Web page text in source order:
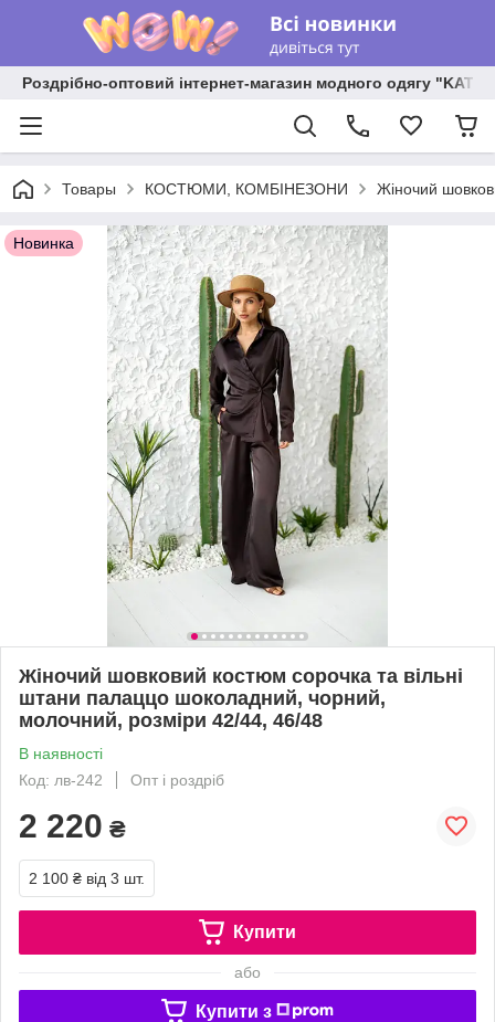
Роздрібно-оптовий інтернет-магазин модного одягу
Товары КОСТЮМИ, КОМБІНЕЗОНИ Жіночий
Новинка
Жіночий шовковий костюм сорочка та вільні
штани палаццо шоколадний, чорний,
молочний, розміри 42/44, 46/48
В наявності
Код: лв-242
Опт і роздріб
2 220 ₴
2 100 ₴ від 3 шт.
Купити
або
Купити з